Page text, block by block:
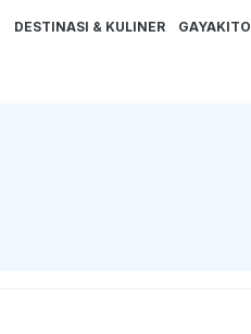
DESTINASI & KULINER GAYAKITO